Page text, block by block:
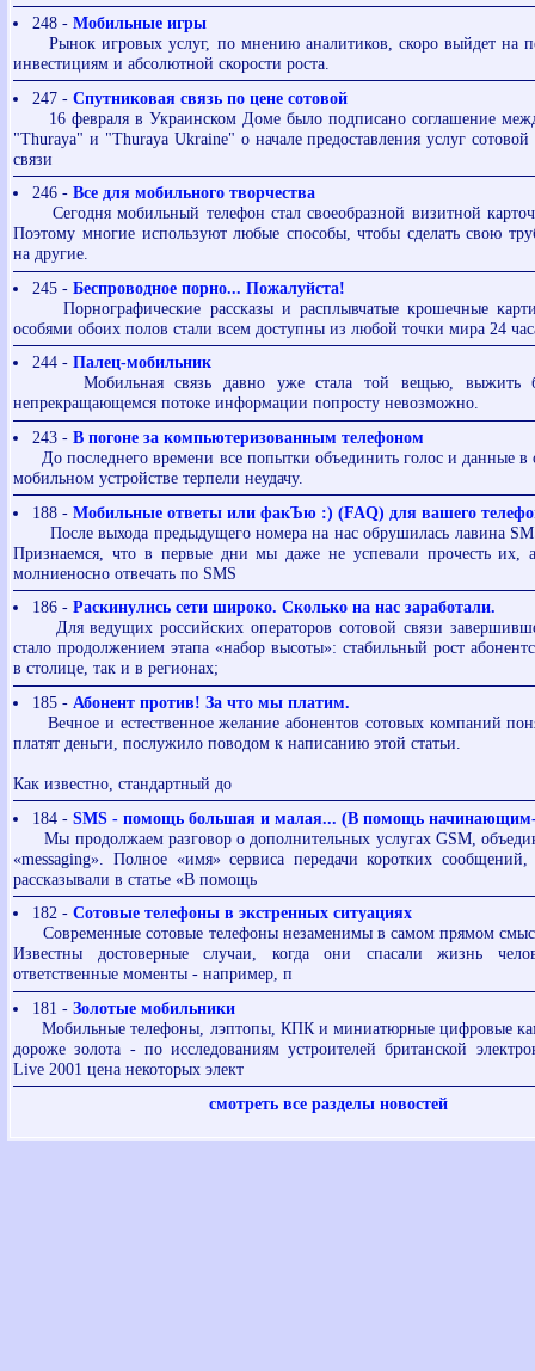
248 - Мобильные игры
Рынок игровых услуг, по мнению аналитиков, скоро выйдет на
инвестициям и абсолютной скорости роста.
247 - Спутниковая связь по цене сотовой
16 февраля в Украинском Доме было подписано соглашение
"Thuraya" и "Thuraya Ukraine" о начале предоставления услуг
связи
246 - Все для мобильного творчества
Сегодня мобильный телефон стал своеобразной визитной
Поэтому многие используют любые способы, чтобы сделать свою
на другие.
245 - Беспроводное порно... Пожалуйста!
Порнографические рассказы и расплывчатые крошечные
особями обоих полов стали всем доступны из любой точки мира 24
244 - Палец-мобильник
Мобильная связь давно уже стала той вещью, выжить
непрекращающемся потоке информации попросту невозможно.
243 - В погоне за компьютеризованным телефоном
До последнего времени все попытки объединить голос и данные в
мобильном устройстве терпели неудачу.
188 - Мобильные ответы или факЪю :) (FAQ) для вашего
После выхода предыдущего номера на нас обрушилась лавина
Признаемся, что в первые дни мы даже не успевали прочесть их,
молниеносно отвечать по SMS
186 - Раскинулись сети широко. Сколько на нас заработали.
Для ведущих российских операторов сотовой связи
стало продолжением этапа «набор высоты»: стабильный рост
в столице, так и в регионах;
185 - Абонент против! За что мы платим.
Вечное и естественное желание абонентов сотовых компаний
платят деньги, послужило поводом к написанию этой статьи.
Как известно, стандартный до
184 - SMS - помощь большая и малая... (В помощь
Мы продолжаем разговор о дополнительных услугах GSM,
«messaging». Полное «имя» сервиса передачи коротких
рассказывали в статье «В помощь
182 - Сотовые телефоны в экстренных ситуациях
Современные сотовые телефоны незаменимы в самом прямом
Известны достоверные случаи, когда они спасали жизнь
ответственные моменты - например, п
181 - Золотые мобильники
Мобильные телефоны, лэптопы, КПК и миниатюрные цифровые
дороже золота - по исследованиям устроителей британской
Live 2001 цена некоторых элект
смотреть все разделы новостей